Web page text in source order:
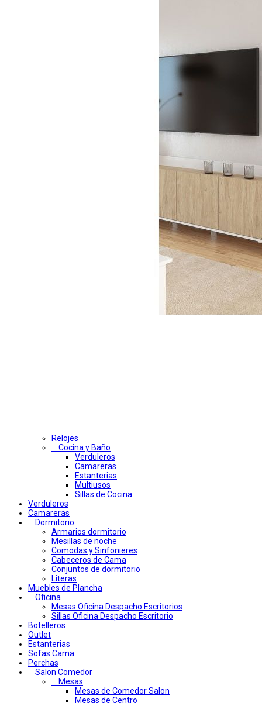
Relojes
Cocina y Baño
Verduleros
Camareras
Estanterias
Multiusos
Sillas de Cocina
Verduleros
Camareras
Dormitorio
Armarios dormitorio
Mesillas de noche
Comodas y Sinfonieres
Cabeceros de Cama
Conjuntos de dormitorio
Literas
Muebles de Plancha
Oficina
Mesas Oficina Despacho Escritorios
Sillas Oficina Despacho Escritorio
Botelleros
Outlet
Estanterias
Sofas Cama
Perchas
Salon Comedor
Mesas
Mesas de Comedor Salon
Mesas de Centro